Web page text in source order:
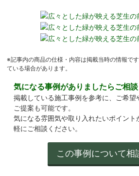
※記事内の商品の仕様・内容は掲載当時の情報で
ている場合があります。
気になる事例がありましたらご相
掲載している施工事例を参考に、ご希望
ご提案も可能です。
気になる雰囲気や取り入れたいポイント
軽にご相談ください。